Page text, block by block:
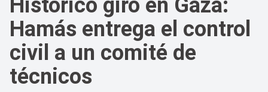
Histórico giro en Gaza:
Hamás entrega el control
civil a un comité de
técnicos